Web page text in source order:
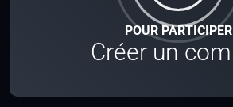
POUR PARTICIPER
Créer un